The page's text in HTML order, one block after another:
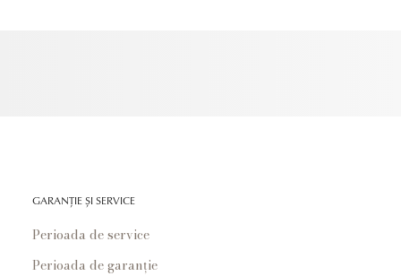
GARANȚIE ȘI SERVICE
Perioada de service
Perioada de garanție